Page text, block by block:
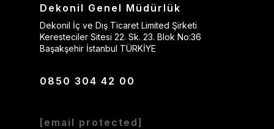
Dekonil Genel Müdürlük
Dekonil İç ve Dış Ticaret Limited Şirketi
Keresteciler Sitesi 22. Sk. 23. Blok No:36
Başakşehir İstanbul TÜRKİYE
0850 304 42 00
[email protected]